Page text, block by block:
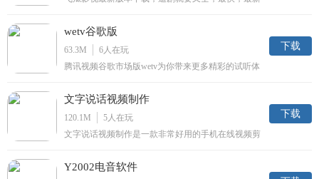
质。
wetv谷歌版
63.3M 6人在玩
腾讯视频谷歌市场版wetv为你带来更多精彩的试听体
要错过了，快来下载体验吧。
下载
文字说话视频制作
120.1M 5人在玩
文字说话视频制作是一款非常好用的手机在线视频剪
下载体验吧。
下载
Y2002电音软件